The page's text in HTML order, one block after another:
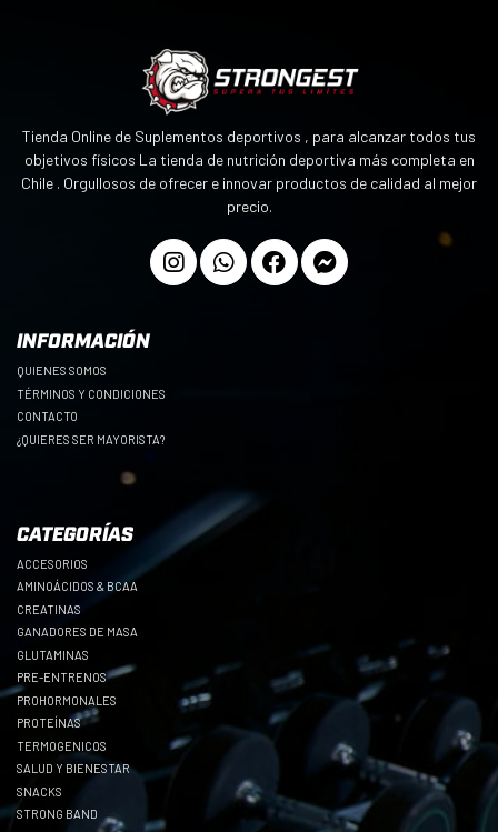
Tienda Online de Suplementos deportivos , para alcanzar todos tus
objetivos físicos La tienda de nutrición deportiva más completa en
Chile . Orgullosos de ofrecer e innovar productos de calidad al mejor
precio.
INFORMACIÓN
QUIENES SOMOS
TÉRMINOS Y CONDICIONES
CONTACTO
¿QUIERES SER MAYORISTA?
CATEGORÍAS
ACCESORIOS
AMINOÁCIDOS & BCAA
CREATINAS
GANADORES DE MASA
GLUTAMINAS
PRE-ENTRENOS
PROHORMONALES
PROTEÍNAS
TERMOGENICOS
SALUD Y BIENESTAR
SNACKS
STRONG BAND